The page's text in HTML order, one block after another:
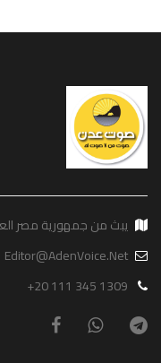
يبث من جمهورية مصر
Editor@AdenVoice.Net
+20 111 345 1309